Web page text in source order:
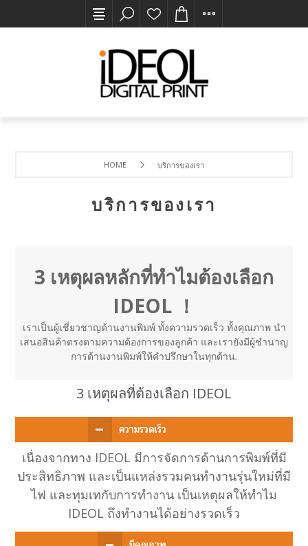
HOME บริการของเรา
บริการของเรา
3 เหตุผลหลักที่ทำไมต้องเลือก
IDEOL ！
เราเป็นผู้เชี่ยวชาญด้านงานพิมพ์ ทั้งความรวดเร็ว ทั้งคุณภาพ นำ
เสนอสินค้าตรงตามความต้องการของลูกค้า และเรายังมีผู้ชำนาญ
การด้านงานพิมพ์ให้คำปรึกษาในทุกด้าน.
3 เหตุผลที่ต้องเลือก IDEOL
เนื่องจากทาง IDEOL มีการจัดการด้านการพิมพ์ที่มี
ประสิทธิภาพ และเป็นแหล่งรวมคนทำงานรุ่นใหม่ที่มี
ไฟ และทุมเทกับการทำงาน เป็นเหตุผลให้ทำไม
IDEOL ถึงทำงานได้อย่างรวดเร็ว